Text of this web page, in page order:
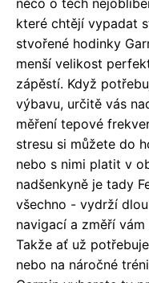
něco o těch
které chtějí vypadat
stvořené hodinky
menší velikost
zápěstí. Když
výbavu, určitě vás
měření tepové
stresu si můžete do
nebo s nimi platit v
nadšenkyně je tady
všechno - vydrží
navigací a změří
Takže ať už
nebo na náročné